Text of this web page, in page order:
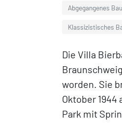
Abgegangenes
Klassizistisches
Die Villa
worden. Sie
Oktober
Park mit